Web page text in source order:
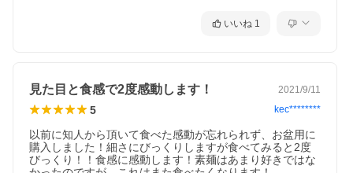
いいね 1
見た目と食感で2度感動します！ 2021/9/11
5 kec********
以前に知人から頂いて食べた感動が忘れられず、お盆用に
購入しました！細さにびっくりしますが食べてみると2度
びっくり！！食感に感動します！素麺はあまり好きではな